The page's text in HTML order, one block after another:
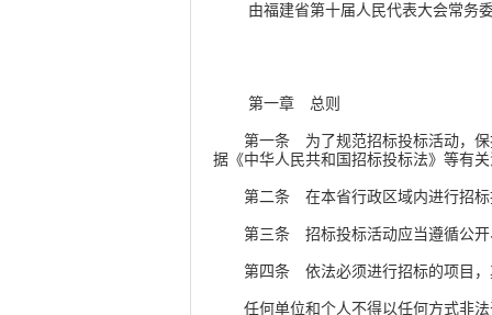
由福建省第十届人民代表大会常务委
福建省人民代表
2006年
第一章 总则
第一条 为了规范招标投标活动，保护
据《中华人民共和国招标投标法》等有
第二条 在本省行政区域内进行招标
第三条 招标投标活动应当遵循公开
第四条 依法必须进行招标的项目，
任何单位和个人不得以任何方式非法